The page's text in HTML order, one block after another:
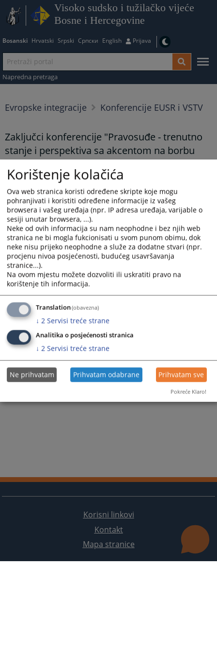
Visoko sudsko i tužilačko vijeće
Bosne i Hercegovine
Bosanski Hrvatski Srpski Српски English Prijava
Napredna pretraga
Evropske integracije Konferencije EUSR i VSTV
Zaključci konferencije "Pravosuđe - trenutno
stanje i perspektiva sa akcentom na borbu
protiv korupcije i organiziranog kriminala
Prikazana vijest je na: Bosanski jezik
Vijest dostupna još na: English language
1014PREGLEDA
Korisni linkovi
Kontakt
Mapa stranice
Korištenje kolačića
Ova web stranica koristi određene skripte koje mogu
pohranjivati i koristiti određene informacije iz vašeg
browsera i vašeg uređaja (npr. IP adresa uređaja, varijable o
sesiji unutar browsera, ...).
Neke od ovih informacija su nam neophodne i bez njih web
stranica ne bi mogla fukcionisati u svom punom obimu, dok
neke nisu prijeko neophodne a služe za dodatne stvari (npr.
procjenu nivoa posjećenosti, budućeg usavršavanja
stranice...).
Na ovom mjestu možete dozvoliti ili uskratiti pravo na
korištenje tih informacija.
Translation(obavezna)
↓ 2 Servisi treće strane
Analitika o posjećenosti stranica
↓ 2 Servisi treće strane
Ne prihvatam Prihvatam odabrane Prihvatam sve
Pokreće Klaro!